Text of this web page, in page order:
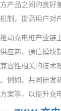
产品之间的良好
制，提高用户对
动充电桩产业链
应商、通信模块
容性相关的技术
例如，共同研发
案等，以提升充